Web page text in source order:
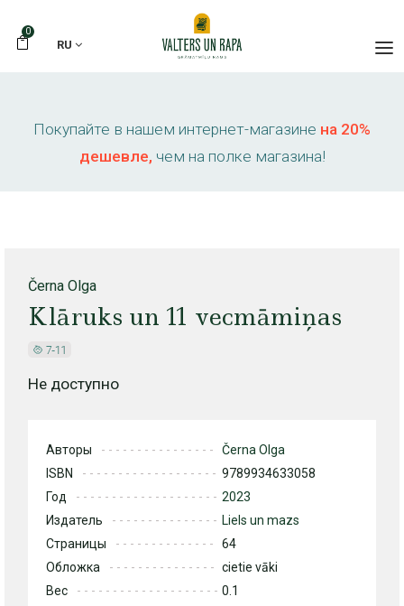
0
RU
Покупайте в нашем интернет-магазине на 20%
дешевле, чем на полке магазина!
Černa Olga
Klāruks un 11 vecmāmiņas
Не доступно
Авторы
Černa Olga
ISBN
9789934633058
Год
2023
Издатель
Liels un mazs
Страницы
64
Обложка
cietie vāki
Вес
0.1